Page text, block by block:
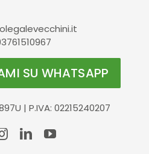
SU WHATSAPP
| P.IVA: 02215240207